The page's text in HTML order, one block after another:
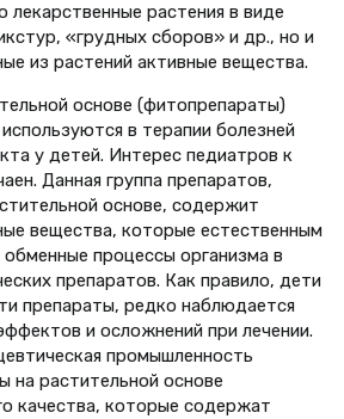
лекарственные растения в виде
«грудных сборов» и др., но и
из растений активные вещества.
основе (фитопрепараты)
в терапии болезней
у детей. Интерес педиатров к
Данная группа препаратов,
основе, содержит
вещества, которые естественным
процессы организма в
препаратов. Как правило, дети
препараты, редко наблюдается
и осложнений при лечении.
промышленность
на растительной основе
качества, которые содержат